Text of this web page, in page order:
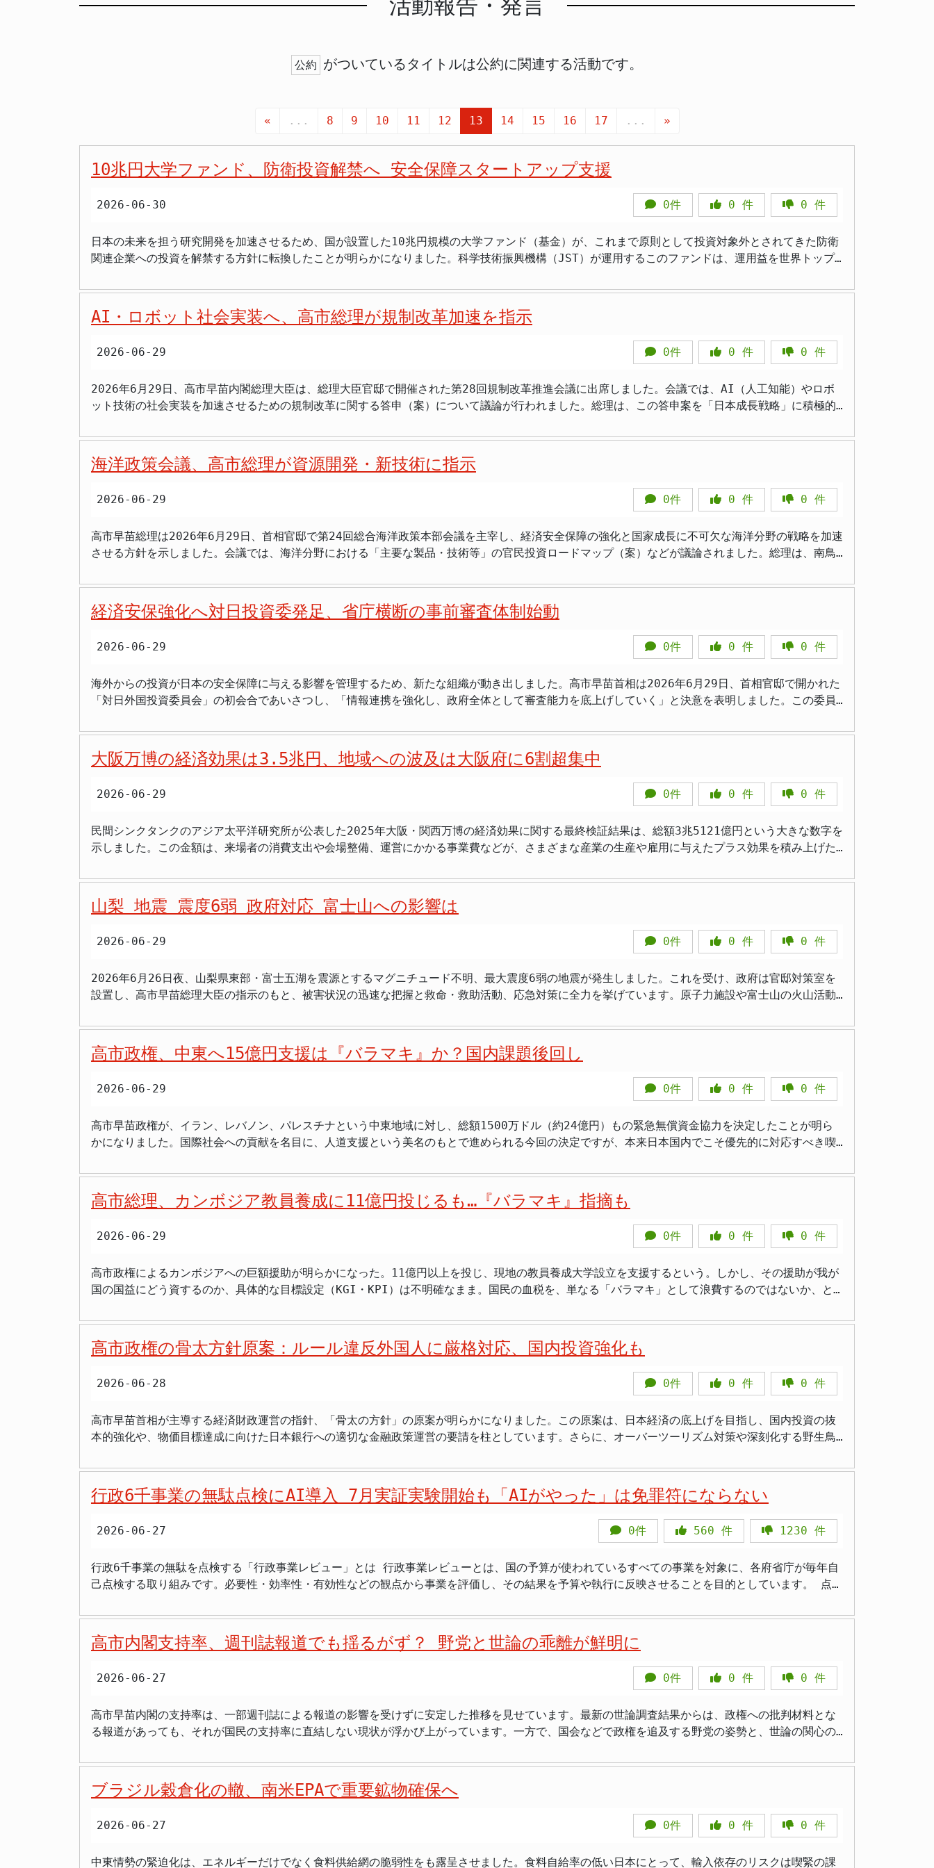
活動報告・発言
公約 がついているタイトルは公約に関連する活動です。
« ... 8 9 10 11 12 13 14 15 16 17 ... »
10兆円大学ファンド、防衛投資解禁へ 安全保障スタートアップ支援
2026-06-30 0件 0 件 0 件
日本の未来を担う研究開発を加速させるため、国が設置した10兆円規模の大学ファンド（基金）が、これまで原則として投資対象外とされてきた防衛
関連企業への投資を解禁する方針に転換したことが明らかになりました。科学技術振興機構（JST）が運用するこのファンドは、運用益を世界トップ
る認識の高まりを反映したものと言えるでしょう。これにより、日本の安全保障を根幹から支える先端技術や、それを担うスタートアップ企業の育成
が大きく後押しされることが期待されます。 国際情勢の変化がもたらした決断 今回の大学ファンドの投資方針見直しは、2022年2月に始まったロシ
アによるウクライナ侵略という衝撃的な出来事が大きな契機となりました。この侵略は、欧州をはじめとする国際社会に安全保障の重要性を改めて突
産業は人道上の観点などから投資対象から敬遠される傾向にありました。欧州などでも、武器製造に関わる企業への投資を控える動きが広がっていた
基盤産業として再評価する動きが国際的に広がったのです。 こうした国際的な認識の変化を受け、大学ファンドの運用主体であるJSTは、防衛関連企
業への投資制限の緩和を決定しました。国際条約で厳しく禁止されているクラスター弾や化学兵器といった非人道兵器の開発・製造に関わる企業は引
を切ったのです。この方針は、23日に開かれたJSTの運用・監視委員会で決定されました。 従来の制限と緩和後の投資対象 大学ファンドは、もとも
と日本の大学の国際的な研究競争力を高め、世界最高水準の研究活動を目指す「国際卓越研究大学」の設立・運営などを支援するために創設されまし
た。その原資は10兆円規模にのぼり、その運用益を通じて、我が国の学術研究の発展に長期的に貢献することが期待されています。 これまで、ファ
ンドの投資方針では、「武器の製造・販売で収益の50％以上をあげている企業」は投資対象から除外するというルールが設けられていました。これ
は、倫理的な観点や、ファンドの目的との整合性を考慮した結果でした。しかし、前述した国際情勢の変化を受け、このルールが現状にそぐわないと
衛技術が必ずしも軍事用途のみにとどまらず、民生技術への転用や、結果として社会全体の安全・安心に貢献する可能性も踏まえた判断と言えるでし
ょう。例えば、ドローン技術、サイバーセキュリティ、先進素材、宇宙開発関連技術など、防衛分野で培われた技術は、幅広い産業分野でイノベーシ
が、よりスムーズに進むことが期待されます。 安全保障と経済成長の両立を目指して 大学ファンドによる防衛関連投資の解禁は、日本の安全保障体
制の強化に直結する動きです。しかし、その意義は単に軍事的な側面に留まりません。むしろ、最先端の防衛技術開発が、経済成長や産業全体のイノ
な技術開発競争の最前線にあります。AI、量子技術、次世代通信、新素材といった最先端分野の研究開発は、軍事的なニーズと民生的なニーズが相互
に影響し合いながら進展しています。大学ファンドがこうした分野の企業、特に将来有望なスタートアップに投資することは、日本の技術力を底上げ
し、国際競争力を高める上で極めて有効な手段となるでしょう。 また、「国際卓越研究大学」の認定第1号となった東北大学をはじめとする研究機関
が、防衛分野とも関連の深い先端技術の研究開発に注力する中で、ファンドからの資金的な支援は、研究の深化と実用化を加速させる可能性がありま
す。これにより、優れた研究成果が、経済的な価値を生み出す新たな産業やサービスへと結びついていくことが期待されるのです。これは、我が国が
るかもしれません。これまで、防衛産業への投資は、倫理的な問題や社会的なイメージから、公的資金の投入には慎重な意見も少なくありませんでし
るでしょう。 今後、大学ファンドを通じて、安全保障分野における革新的な技術開発や、それを担うスタートアップ企業への資金供給が活発化するこ
とが予想されます。これにより、国内の防衛産業の裾野が広がり、技術力の向上、そして優秀な人材の育成につながる可能性があります。 もちろん、
投資にあたっては、非人道兵器に関わる企業への投資を厳格に排除するなど、国際的なルールや倫理的な基準を遵守することが不可欠です。また、フ
ァンドの本来の目的である大学の研究力強化にも、引き続き重点が置かれるべきでしょう。 今回の決断は、変化する世界情勢に対応し、日本の国益を
AI・ロボット社会実装へ、高市総理が規制改革加速を指示
2026-06-29 0件 0 件 0 件
2026年6月29日、高市早苗内閣総理大臣は、総理大臣官邸で開催された第28回規制改革推進会議に出席しました。会議では、AI（人工知能）やロボ
ット技術の社会実装を加速させるための規制改革に関する答申（案）について議論が行われました。総理は、この答申案を「日本成長戦略」に積極的
及し、スピード感を持った実行を指示しました。 AI・ロボット社会実装を加速：答申案を成長戦略へ 規制改革推進会議は、経済成長の足かせとなっ
ている規制を見直し、新たな産業の創出や国民生活の利便性向上を目指す政府の取り組みの中核を担っています。今回の会議では、AI技術の急速な進
展と、それに伴う社会の変革を見据えた包括的な答申案が示されました。高市総理は、この答申で示された規制・制度改革を、自身の内閣が進める
「日本成長戦略」に積極的に組み込む考えを強調しました。具体的には、AIを活用した歩行型ロボットの推進、AI搭載自動運転、次世代AIデータセ
ンターの国内立地加速、医療・健康データの利活用促進、さらに法人登記における代表者住所の非表示措置の拡大などが挙げられています。これらの
出すことが狙いです。関連報道でも、AIデータセンターの建設促進に向けた規制見直しの答申があったことが報じられており、政府がデータ基盤強化
を重要課題と位置づけていることがうかがえます。 歩行型ロボット実証実験の推進：予見可能性を高める具体策 答申案の中でも、特に注目されてい
法や道路運送車両法などにおける規制が壁となっています。例えば、歩道での実験には道路使用許可の基準が不明確であったり、車両としての法的な
位置づけが曖昧であったりするため、事業者が安心して開発や実証実験を進め、投資を呼び込むことが困難な状況にありました。総理は、これらの法
律における道路使用許可の基準や、車両としての取り扱いを明確化することで、事業者の予見可能性を大幅に高められると指摘しました。政府として
は、今回の答申を踏まえ、これらの提言を「規制改革実施計画」として速やかに閣議決定し、計画をスピード感を持って実行に移していく方針です。
理はAIに関するイノベーションを迅速に社会実装させるための具体的な方策を指示しました。具体的には、規制・制度改革に向けた情報収集や分析の
効率化、調査・実証実験の早期化、そして「サンドボックス制度」といった、新技術の実証実験を促進する制度の積極的な活用などが挙げられます。
るため、政府は「デジタル行財政改革会議」を「AI・デジタル改革推進会議」へと改組します。この会議を中心に、内閣官房に設置される「AI・デジ
タル改革推進チーム」が、各省庁の垣根を越えて総合調整を行い、AIを前提とした規制、制度、運用ルールの抜本的な見直しを進めていきます。これ
ボット技術の社会実装を加速させるための規制改革案を「日本成長戦略」に盛り込み、迅速な実行を指示しました。歩行型ロボットの公道実証実験に
おける現行法の明確化、AIデータセンターの国内立地促進、医療データ活用などが具体策として挙げられています。これらの改革は、事業者の予見可
能性を高め、民間投資を最大化することを目的としています。AI時代に対応するため、制度改正の迅速化や、AI・デジタル改革推進会議、内閣官房の
推進チーム設置による体制強化も進められます。
海洋政策会議、高市総理が資源開発・新技術に指示
2026-06-29 0件 0 件 0 件
高市早苗総理は2026年6月29日、首相官邸で第24回総合海洋政策本部会議を主宰し、経済安全保障の強化と国家成長に不可欠な海洋分野の戦略を加速
させる方針を示しました。会議では、海洋分野における「主要な製品・技術等」の官民投資ロードマップ（案）などが議論されました。総理は、南鳥
を出しました。 海洋政策の重要性、高まる国家戦略 総合海洋政策本部は、海洋政策に関する政府の重要事項を審議するため、内閣官房に設置されて
います。今回の会議は、内外の情勢が変化する中で、海洋を国家の持続的な発展と安全保障の基盤として捉え、その戦略的重要性を再確認する場とな
りました。高市内閣は、海洋政策を「危機管理」と「経済成長」の両面から、総合的かつ力強く推進していく構えです。特に近年、地政学的な関心の
高まりや、資源・航路の潜在性といった要因から、海洋の戦略的価値は一層増しています。こうした背景を踏まえ、政府は海洋分野における新たな成
長戦略の実行を急ぐ考えです。 レアアース開発と経済安全保障の連携 会議で特に注目されたのは、南鳥島周辺海域におけるレアアース泥の開発促進
求めました。レアアースは、高性能な電子機器や永久磁石などに不可欠な戦略物資であり、その多くを特定国からの輸入に依存しているのが現状で
す。国内での安定的な供給体制を確立することは、サプライチェーンの脆弱性を克服し、経済安全保障を確保する上で極めて重要となります。このた
ンや海洋状況把握（MDA: Maritime Domain Awareness）といった先進技術分野の育成も、今回の会議で重要な議題となりました。総理は、あ
かま大臣を中心に、複数年度の視点を持った取り組みの必要性を強調しました。具体策として、公共調達による初期需要の確保を通じて、これらの技
術が活用される市場を形成・拡大していく方針です。これにより、国内技術の発展を促し、国際競争力を高めることを目指します。さらに、同盟国や
同志国との連携を強化することで、技術開発や情報共有を加速させ、海洋における安全保障能力の向上を図る考えです。 国境・国土の保全と北極政策
会議では、我が国の領土・領海を守り、その価値を最大限に活用するための施策についても議論されました。総理は、国境離島や低潮線といった、国
会の維持を図ることの重要性が指摘されました。これらの地域は、国の安全保障の観点からも、また、潜在的な資源や航路としての価値からも、その
保全が不可欠です。加えて、地政学的な重要性が増す北極海域への関与についても、あかま大臣に対し、次期北極政策の改定に向けた国際連携の推進
しました。 南南鳥島周辺のレアアース泥開発について、経済安保の観点から実証実験を速やかに進めるよう指示。 海洋ドローンや海洋状況把握技術
について、公共調達による市場形成・拡大と国際連携強化を推進する方針です。 国境離島や低潮線の保全・管理、及び北極政策の国際連携推進につい
経済安保強化へ対日投資委発足、省庁横断の事前審査体制始動
2026-06-29 0件 0 件 0 件
海外からの投資が日本の安全保障に与える影響を管理するため、新たな組織が動き出しました。高市早苗首相は2026年6月29日、首相官邸で開かれた
「対日外国投資委員会」の初会合であいさつし、「情報連携を強化し、政府全体として審査能力を底上げしていく」と決意を表明しました。この委員
国の重要分野への外国からの投資を事前審査し、経済安全保障の強化を図ることにあります。米国で先行する同様の組織を参考に、日本の経済安全保
障体制を一段と強固にする狙いが、この委員会の発足には込められています。 新たな体制の始動 「対日外国投資委員会」（Japan Foreign
Investment Committee、略称JFIC）と名付けられたこの組織は、2026年6月29日に正式に発足しました。同日、首相官邸で開かれた初会合で
は、高市首相が冒頭で訓示を行い、その重要性を強調しました。この委員会は、海外の企業や投資家による日本国内への投資案件について、事前にそ
の可否を審査する役割を担います。特に、近年その重要性が増している経済安全保障の観点から、日本の基幹産業や重要インフラ、先端技術などが、
り、与党である自民党と日本維新の会の連立合意書にも盛り込まれていた政策です。政権の重要課題として、その実現に向けた動きが加速した形と言
えるでしょう。 技術流出リスクの高まり 近年、世界的に経済安全保障の重要性が高まっています。特に、先端技術や重要インフラの多くが、地政学
受け、日本でも外国からの投資に対する審査体制の見直しが急務となっていました。その具体的な一歩となったのが、2026年5月29日に成立した改正
外国為替及び外国貿易法（外為法）です。この改正により、これまで以上に厳格な投資審査が可能となる法整備が進みました。今回の「対日外国投資
委員会」の設置は、この改正外為法を実効性あるものとし、経済安全保障をより一層強化するための具体的な組織体制の構築を目指すものです。これ
まで断片的に行われていた審査を、政府全体で連携し、より包括的かつ強力に進めるための基盤が整ったと言えます。 省庁横断の審査体制 新設され
た対日外国投資委員会の特徴は、その省庁横断的な組織体制にあります。委員会の共同議長は、財務省と国家安全保障局が務めます。これは、投資案
業者が所属する経済産業省などの所管省庁と財務省がそれぞれ担当していましたが、今後は経済産業省、外務省、防衛省といった関連省庁も審査プロ
セスに加わることになります。これにより、各省庁が持つ専門的な知見や情報を共有し、より多角的な視点からの審査が可能になります。また、委員
Investment Committee（JFIC）」という名称からも、国際的な投資環境との連携を意識していることがうかがえます。 インフラ・基幹技術の保
護 委員会が設置された最大の目的は、日本の重要なインフラや基幹技術の流出を防ぎ、経済安全保障を強化することにあります。具体的には、電力、
安全保障上のリスクにつながらないか、詳細な事前審査が行われます。米国では、国家安全保障投資委員会（CFIUS）が同様の役割を担い、外国から
の投資案件を厳しくチェックしています。日本もこれを参考に、自国の経済的・軍事的な安全保障を確保するための体制を整備したのです。この新た
な審査体制を通じて、戦略的に重要な技術や資産が、不透明な形で他国に渡ることを防ぎ、国の持続的な発展と国民生活の安全を守ることを目指して
いくと考えられます。今後の運用において、投資の自由とのバランスをどう取るかが、引き続き注目されるでしょう。 まとめ 海外からの投資を事前
審査する「対日外国投資委員会」が2026年6月29日に発足した。 経済安全保障の強化を目的とし、インフラや基幹技術の流出防止を目指す。 財務省
大阪万博の経済効果は3.5兆円、地域への波及は大阪府に6割超集中
2026-06-29 0件 0 件 0 件
民間シンクタンクのアジア太平洋研究所が公表した2025年大阪・関西万博の経済効果に関する最終検証結果は、総額3兆5121億円という大きな数字を
示しました。この金額は、来場者の消費支出や会場整備、運営にかかる事業費などが、さまざまな産業の生産や雇用に与えたプラス効果を積み上げた
分析もあります。 万博開催とその経済効果の検証 昨年開催された大阪・関西万博は、世界中から注目を集め、多くの来場者で賑わいました。万博の
ような大規模イベントは、開催期間中だけでなく、その準備段階から終了後まで、多岐にわたる経済効果を生み出すことが期待されます。開催による
経済波及効果を正確に把握することは、今後の大型イベント開催に向けた貴重なデータとなります。また、税金が投入された事業の効果を検証し、国
民に説明する上でも不可欠です。アジア太平洋研究所が最終的な検証結果を公表したことで、その経済的なインパクトがより具体的に示されました。
発表された最終検証結果の詳細 アジア太平洋研究所の最終報告によると、大阪・関西万博がもたらした経済波及効果は、総額で3兆5121億円に達し
ます。これには、飲食や土産物、周辺施設での消費などが含まれます。もう一つは、会場建設やインフラ整備、運営などに要した万博関連事業費によ
る効果で、約1兆8683億円とされています。事業費による効果が消費支出を上回る結果となったことは注目に値します。 地域への波及効果における
実に61.5％が大阪府に集中していたことが明らかになりました。これは、万博の直接的な経済活動が大阪府内に集積したことを示唆しています。来場
者の消費支出においては、公式キャラクター「ミャクミャク」のグッズ購入などが大きく寄与したとのことですが、その消費も大阪府内に集中したと
考えられます。一方、会場整備などの事業費については、円安や資源価格の高騰といった外部要因による建設コストの上昇が、当初の想定以上に事業
であると断りを入れています。万博の真価は、一時的な経済効果に留まらず、開催を通じて得られた技術革新や国際的なネットワーク、そして地域へ
れた新技術の社会実装を加速させたり、さらなる投資を呼び込むための政策的な後押しが不可欠です。今回の結果を踏まえ、単なるイベント開催に終
わらせず、そのレガシーをいかに未来への成長力に繋げていくかが、今後の重要な課題と言えそうです。 まとめ - 大阪・関西万博の経済効果は総額
要。
山梨 地震 震度6弱 政府対応 富士山への影響は
2026-06-29 0件 0 件 0 件
2026年6月26日夜、山梨県東部・富士五湖を震源とするマグニチュード不明、最大震度6弱の地震が発生しました。これを受け、政府は官邸対策室を
設置し、高市早苗総理大臣の指示のもと、被害状況の迅速な把握と救命・救助活動、応急対策に全力を挙げています。原子力施設や富士山の火山活動
発生状況と政府の迅速な対応 2026年6月26日午後10時29分頃、山梨県東部・富士五湖を震源とする地震が発生し、山梨県富士河口湖町で震度6弱の
強い揺れを観測しました。この地震による津波の心配はないとされています。 地震発生直後の午後10時30分には、官邸危機管理センターに官邸対策
室が設置されました。さらに同日午後10時32分には、高市早苗総理大臣から、被害状況の早急な把握、地方自治体との緊密な連携、人命第一の方針の
され、政府として総力を挙げて対応にあたる体制が整いました。翌27日未明に行われた記者会見で、官房長官は、この地震による原子力関連施設への
震発生後、山梨県内を中心に停電が発生し、一時、山梨県、埼玉県、茨城県などで約2,860戸に影響が出ているとの報告がありました。また、山梨県
山中湖村では一部断水も確認されています。ガスや通信網については、現時点で目立った被害は報告されていません。 交通網への影響も確認されてい
見合わせました。JR在来線や民営鉄道においても、2事業者3路線で運転見合わせの情報が入っています。 人的被害については、6月27日午前0時10
分時点で、山梨県で5名、神奈川県で1名が救急搬送されたとの報告を受けており、詳細は確認中ですが、痛ましい被害が生じていることが示唆されて
います。また、110番通報では、外壁の落下や信号機の滅灯といった情報が24件寄せられており、119番通報も通常より多い地域があるとのことで
所を含む原子力関連施設には、現時点で異常は報告されていません。また、地震の震源地が富士五湖周辺ということもあり、関心が高まっていた富士
います。官房長官は会見で、今後1週間程度は、震度6弱程度の地震に注意が必要であり、特に今後2、3日間は、規模の大きな地震が発生する可能性が
高いと指摘しました。揺れの強かった地域では、自治体からの避難情報に注意するよう促しています。 さらに、直近で大雨や台風の接近が予想されて
びかけました。 加えて、災害時にはインターネット上で真偽不明の情報が拡散するケースがあるため、政府は、不確かな情報に惑わされず、政府、自
治体、報道機関が発信する正確な情報に基づいて行動するよう強く求めています。 まとめ 2026年6月26日夜、山梨県東部・富士五湖を震源とする最
山活動に異常は確認されていない。 ライフライン（停電・断水）、交通網（鉄道・高速道路）に影響が出ており、人的被害も報告されている。 政府
よう求めている。
高市政権、中東へ15億円支援は『バラマキ』か？国内課題後回し
2026-06-29 0件 0 件 0 件
高市早苗政権が、イラン、レバノン、パレスチナという中東地域に対し、総額1500万ドル（約24億円）もの緊急無償資金協力を決定したことが明ら
かになりました。国際社会への貢献を名目に、人道支援という美名のもとで進められる今回の決定ですが、本来日本国内でこそ優先的に対応すべき喫
国外へ 高市政権は、イラン、レバノン、そしてパレスチナのヨルダン川西岸地区といった地域で発生している緊急人道ニーズに対応するため、総額
1500万ドル（約24億円）の緊急無償資金協力を実施することを発表しました。これは、2026年6月26日に茂木外務大臣が記者会見で明らかにしたも
ので、日本が「引き続き、関係国や関係機関と緊密に連携して、中東地域における人道状況の改善及び平和と安定に向けて、貢献していきたい」との
ナ（ヨルダン川西岸地区）に対して100万ドルと、巨額の資金が国際連合難民高等弁務官事務所（UNHCR）や国際赤十字・赤新月社連盟（IFRC）、世
とが示されています。これらの機関に丸投げする形で資金が提供されるため、日本の税金がどのように、どれだけ有効に使われるのか、その透明性や
実効性には疑問が残ります。 国内に目を向けるべき課題 一方で、日本国内に目を向ければ、少子高齢化の加速による労働力不足や社会保障費の増
状です。これらの喫緊の課題への予算配分が十分に進まない中で、なぜ、これほど大規模な海外支援が優先されるのか、その政策判断の基準には根本
的な疑問符が付かざるを得ません。 援助の透明性や、それがもたらす具体的な成果目標（KPI）の設定が不明確なまま、国民が納めた貴重な税金が国
外へ流出することは、多くの国民にとって到底理解できるものではありません。国際社会における「貢献」や「発言力向上」といった抽象的な目標の
ために、国内の安定や国民生活の向上を後回しにすることは、政府の最も重要な責務を放棄していると言っても過言ではないでしょう。 援助の「成
果」は不明瞭、問われる説明責任 今回の緊急支援が、具体的にどのような人道危機を、どれだけ改善するのか。そして、それが最終的に日本の国益に
与」といった綺麗事だけでは、国民の税金が有効活用されているのか、その妥当性を検証することはできません。 多額の無償資金協力は、往々にし
て、その後の日本への経済的・政治的な見返りがほとんど期待できない「垂れ流し」に終わるケースが少なくありません。支援を受けた国が、日本へ
素を抱える地域への大規模な資金提供は、思わぬ形で日本の国益を損なうリスクさえ孕んでいるのではないでしょうか。 将来への負担増、問われる政
策の優先順位 さらに、現在の無計画とも言える海外援助は、将来世代への負担増にもつながりかねません。すでに深刻な財政赤字を抱える中で、効果
の不確かな海外援助に多額の資金を投じることは、日本の財政基盤をさらに脆弱なものにする危険性を孕んでいます。日本国民が安心して暮らせる社
会基盤を整備し、経済を活性化させることこそ、政府の最も重要な責務であるはずです。 「国際貢献」ももちろん大切ですが、それはあくまで国内の
安定と繁栄があってこそ、初めて持続可能となるものです。目先の「貢献」のために、将来世代に過剰な負担を強いるような政策は、厳しく問われな
ければなりません。本来、政府が真剣に取り組むべきは、国民一人ひとりの生活を守り、向上させるための具体的な政策であり、その資源はまず国内
に向けるべきです。 まとめ 高市政権は、中東地域（イラン、レバノン、パレスチナ）に対し、総額1500万ドル（約24億円）の緊急無償資金協力を
決定しました。 「人道支援」や「平和と安定への貢献」を名目としていますが、国内に山積する喫緊の課題への対応とのバランスが問われています。
高市総理、カンボジア教員養成に11億円投じるも…『バラマキ』指摘も
2026-06-29 0件 0 件 0 件
高市政権によるカンボジアへの巨額援助が明らかになった。11億円以上を投じ、現地の教員養成大学設立を支援するという。しかし、その援助が我が
国の国益にどう資するのか、具体的な目標設定（KGI・KPI）は不明確なまま。国民の血税を、単なる「バラマキ」として浪費するのではないか、と
教員養成大学設立計画に対し、11億8,900万円もの無償資金協力を実施すると発表した。これは、現地の教員養成校を4年制大学へ格上げし、STEM棟
（科学・技術・工学・数学教育に対応した施設）や講堂棟などを整備するためのものである。 この計画では、STEM棟に教員養成用実験室や学長室、
保健室などが、講堂棟と共に整備される予定だ。総延床面積は約4,032平方メートルに及ぶ。さらに、実験器具やICT機材（電子黒板、遠隔講義機材
など）、理数科教材といった教育機材も提供される。建設資材は主に現地調達とし、一部困難な場合は第三国調達、機材は現地調達とする方針だ。 こ
の事業による直接的な受益者は、事業対象の教員養成大学の学生約1,400人、教職員約200人となる。最終的な受益者は、卒業生が赴任する小学校の
の質の向上に寄与することにある。 「国益」を問われる巨額援助 今回の援助は、カンボジアの基礎教育の質向上という崇高な目的を掲げている。し
かし、11億円という巨額の資金が、一体どのような基準で、どれほどの効果を生み出すのか、その具体的な目標設定（KGI、KPI）が極めて曖昧であ
明確な「国益」への貢献が示されるべきだ。今回の計画では、単に施設を建設し機材を供与するだけで、その後の運用状況や教育効果の定点観測、さ
らには将来的な日本へのリターンといった視点が欠けているように見える。 「援助を受ける国が自立し、最終的には援助が不要になる」という原則
や、「援助によって日本の技術や製品が広まり、将来的な経済的利益に繋がる」といった具体的な道筋が描かれていない限り、それは国民の支持を得
ねない」というのが、国際援助に対する保守的な立場からの長年の指摘である。今回のカンボジアへの援助も、現地政府の意向や国際情勢の変化によ
は評価できるが、日本の技術や産業への波及効果は限定的と言わざるを得ない。むしろ、我が国の優れた建設技術や高品質な資材の輸出に繋がるよう
なスキームを模索すべきではないだろうか。 日本国内では、少子化対策や教育環境の整備、インフラ老朽化対策など、喫緊の課題に予算を振り向ける
合に限定すべきだ。 厳格な成果報告と国民への説明責任を 高市総理は、国民から負託された権限に基づき、この巨額援助の必要性と、それによって
得られるであろう具体的な「国益」について、国民に対してより一層丁寧に説明する責任がある。 今後、JICAや関連省庁には、事業の進捗状況はも
ちろんのこと、当初設定された（あるいは設定されるべき）目標に対する達成度を、厳格かつ客観的に評価・公表することが強く求められる。例え
ば、教員養成大学卒業生の赴任先での指導力向上度、それが児童・生徒の学力向上にどう結びついたか、といった具体的な指標に基づく評価が不可欠
要がある。血税が有効活用され、確かな成果に結びつくのか、厳格な説明責任が果たされるのか、今後の動向を注視していく。 まとめ 高市政権は、
カンボジアの教員養成大学設立支援に11億8,900万円の無償資金協力を決定した。 STEM棟や講堂棟の整備、教材供与などを通じ、基礎教育の質向上
を目指す。 しかし、援助の具体的な目標設定（KGI・KPI）や、我が国の国益への貢献が不明瞭な点は批判に繋がりかねない。 効果測定が不十分な
高市政権の骨太方針原案：ルール違反外国人に厳格対応、国内投資強化も
2026-06-28 0件 0 件 0 件
高市早苗首相が主導する経済財政運営の指針、「骨太の方針」の原案が明らかになりました。この原案は、日本経済の底上げを目指し、国内投資の抜
本的強化や、物価目標達成に向けた日本銀行への適切な金融政策運営の要請を柱としています。さらに、オーバーツーリズム対策や深刻化する野生鳥
います。 国内投資を最優先課題に 産経新聞が独自に入手した政府の経済財政運営指針「骨太の方針」の原案は、高市早苗首相が掲げる「強い経済」
の実現に向けた具体的な方向性を示しています。原案では、まず「日本と日本人の底力を活かし、総合的な国力を徹底して強くすることが高市早苗内
閣の使命だ」と宣言し、その中核として、これまで不足してきた国内投資のてこ入れを最重要課題と位置づけています。 この方針は、長引くデフレか
らの脱却と持続的な経済成長を目指す上で、国内産業の基盤強化がいかに重要であるかを浮き彫りにするものです。 日銀に賃金・物価の好循環を促す
期待 経済成長の要となる金融政策について、原案は日本銀行に対し、経済・物価・金融情勢に応じた適切な運営を求めています。具体的には、「賃金
物価目標達成に留まらず、国民の実感できる賃上げに繋がる経済構造への転換を後押しするよう、政府が強く求めている姿勢の表れと言えるでしょ
う。原案では、政府と日銀が足並みをそろえることの重要性も、複数の章で指摘されています。 新時代への布石、AI・自動運転で成長力確保 原案の
み出す経済構造への転換を目指し、ロボットを自律制御する「フィジカルAI」への注力が打ち出されました。 さらに、AIやドローンといった先端技
術の社会実装、医療データの活用推進、そして全国的な「移動の足」の確保に向けた自動運転やライドシェアの取り組みも盛り込まれています。これ
らは、日本の国際競争力を高め、「稼ぐ力」を強化するための重要な布石となるのではないでしょうか。 政府は現在、バイオテクノロジーを含む17
の戦略分野を選定し、供給力強化に向けた「危機管理投資」と「成長投資」を進めており、これらの取り組みを加速させる狙いがあるようです。 国民
生活の安全・安心を重視、外国人対応に新方針 経済成長の追求と並行して、国民生活の安全・安心を守るための施策も、今回の原案では幅広く盛り込
に挙げられました。 特筆すべきは、「日本のルールを逸脱した振る舞いをする外国人に毅然とした対応に出る」という方針です。これは、一部で問題
視されている訪日外国人によるマナー違反や、国内法規を軽視するような行動に対し、国として断固たる姿勢を示すことを明確にしたものと言えま
これらの施策は、国民が安心して暮らせる社会基盤を維持しつつ、持続可能な経済発展を目指すという、高市政権の強い意志の表れでしょう。 まとめ
政府は「骨太の方針」原案を策定し、高市早苗首相の「強い経済」実現に向けた方針を示した。 国内投資の抜本的強化が最重要課題と位置づけられ
装、自動運転・ライドシェア推進など、成長力強化策が盛り込まれた。 オーバーツーリズム対策、クマ対策強化に加え、ルール逸脱外国人への毅然と
行政6千事業の無駄点検にAI導入 7月実証実験開始も「AIがやった」は免罪符にならない
2026-06-27 0件 560 件 1230 件
行政6千事業の無駄を点検する「行政事業レビュー」とは 行政事業レビューとは、国の予算が使われているすべての事業を対象に、各府省庁が毎年自
己点検する取り組みです。必要性・効率性・有効性などの観点から事業を評価し、その結果を予算や執行に反映させることを目的としています。 点検
することで、国民への説明責任と透明性の確保を図っています。 対象事業は約6千にのぼります。これだけの数の文書を人手だけで精査するのは限界
があり、各府省庁とも作業の効率化が長年の課題となっていました。 >「行政の無駄をAIで点検するのは良い取り組みだけど、AIがどう判断したか
公開しないと意味がない」 >「6千事業もあるなら人手だけでは無理、AIは必要だと思う。でも使い方次第では形だけになりそう」 >「AIが点検しま
した！だけで終わったら国民への説明責任は果たせない。設問設計も全部公開して」 >「行政がAIを使う前に、そもそも事業の必要性を人間がしっか
り判断すべきでは」 >「本当に無駄が削れるなら歓迎。でも2028年度まで待つのは遅すぎないか」 AIが膨大なレビューシートを分析 2028年度の
せて分析させます。 政府はすでに全府省庁約18万人の国家公務員を対象に、ガバメントAI「源内（げんない）」の大規模実証を2026年5月から開始
しています。農林水産省では、職員1人が約2か月かかっていた分析作業をAIで約3日に短縮した実績もあり、行政へのAI導入が本格的に加速していま
策立案や事業の本質的な評価に集中できると期待されています。 「AIが確認した」は免罪符にならない 手法の公開が不可欠 行政の効率化・コスト
削減という観点からは評価できる取り組みです。しかし、重要な課題があります。 AIがどのような基準・方法でレビューシートを分析するのかが非
公開のままでは、国民への説明責任が果たせません。 AIへの指示文（プロンプト）の設計内容やアルゴリズムは積極的に開示される必要がありま
なれば、むしろ問題を見えにくくする危険性があります。予算の無駄を本当に排除したいなら、AIの分析結果を「人間が責任を持って最終確認・判断
高市内閣支持率、週刊誌報道でも揺るがず？ 野党と世論の乖離が鮮明に
2026-06-27 0件 0 件 0 件
高市早苗内閣の支持率は、一部週刊誌による報道の影響を受けずに安定した推移を見せています。最新の世論調査結果からは、政権への批判材料とな
る報道があっても、それが国民の支持率に直結しない現状が浮かび上がっています。一方で、国会などで政権を追及する野党の姿勢と、世論の関心の
見ると、高市内閣の支持率は概ね安定していることが確認できます。例えば、読売新聞が2026年6月に実施した調査では、内閣支持率が69％に達し、
前月比で5ポイント上昇しました。朝日新聞と毎日新聞の調査でも、支持率は横ばいで推移しており、特に大きな変動は見られません。毎日新聞は「3
月以降の下落傾向が5月に発足以来最低の50％まで進んだものの、下げ止まった」と分析しており、政権運営が一定の安定局面に入ったとの見方もで
少しました。FNNプライムオンラインの記事では、「政権発足以来最低。〝中傷動画〟への説明、納得できない半数超える」との見出しが掲げられ、
り、支持率の本格的な下降局面に入る可能性も指摘されていました。 支持率低下を免れた要因分析 それにもかかわらず、高市内閣の支持率が劇的な
ブラジル穀倉化の轍、南米EPAで重要鉱物確保へ
2026-06-27 0件 0 件 0 件
中東情勢の緊迫化は、エネルギーだけでなく食料供給網の脆弱性をも露呈させました。食料自給率の低い日本にとって、輸入依存のリスクは喫緊の課